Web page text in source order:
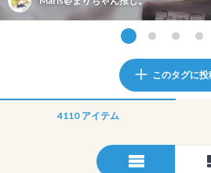
このタグに投
4110 アイテム